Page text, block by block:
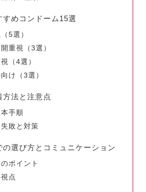
すめコンドーム15選
5選）
重視（3選）
（4選）
け（3選）
方法と注意点
手順
敗と対策
の選び方とコミュニケーション
ポイント
点